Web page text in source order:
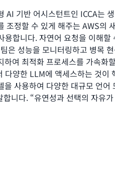
AI 기반 어시스턴트인 ICCA는
조정할 수 있게 해주는 AWS의
합니다. 자연어 요청을 이해할
은 성능을 모니터링하고 병목
하여 최적화 프로세스를 가속화
양한 LLM에 액세스하는 것이
을 사용하여 다양한 대규모 언어
니다. “유연성과 선택의 자유